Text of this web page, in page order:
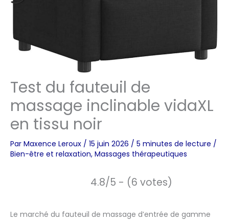
Test du fauteuil de
massage inclinable vidaXL
en tissu noir
Par Maxence Leroux / 15 juin 2026 / 5 minutes de lecture /
Bien-être et relaxation, Massages thérapeutiques
4.8/5 - (6 votes)
Le marché du fauteuil de massage d’entrée de gamme